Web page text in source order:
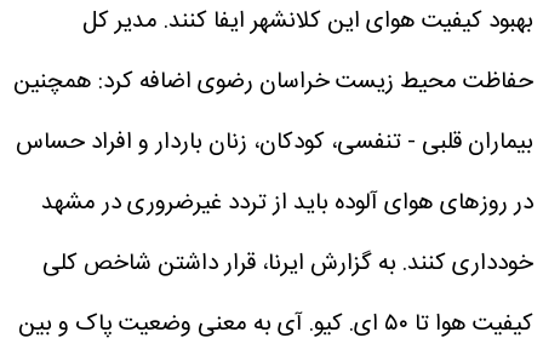
بهبود کیفیت هوای این کلانشهر ایفا کنند. مدیر کل
حفاظت محیط زیست خراسان رضوی اضافه کرد: همچنین
بیماران قلبی - تنفسی، کودکان، زنان باردار و افراد حساس
در روزهای هوای آلوده باید از تردد غیرضروری در مشهد
خودداری کنند. به گزارش ایرنا، قرار داشتن شاخص کلی
کیفیت هوا تا ۵۰ ای. کیو. آی به معنی وضعیت پاک و بین